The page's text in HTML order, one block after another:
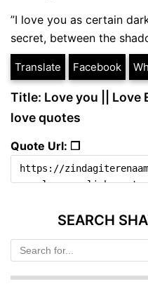
”I love you as certain
secret, between the
Translate Facebook
Title: Love you || Love
love quotes
Quote Url: ❐
SEARCH